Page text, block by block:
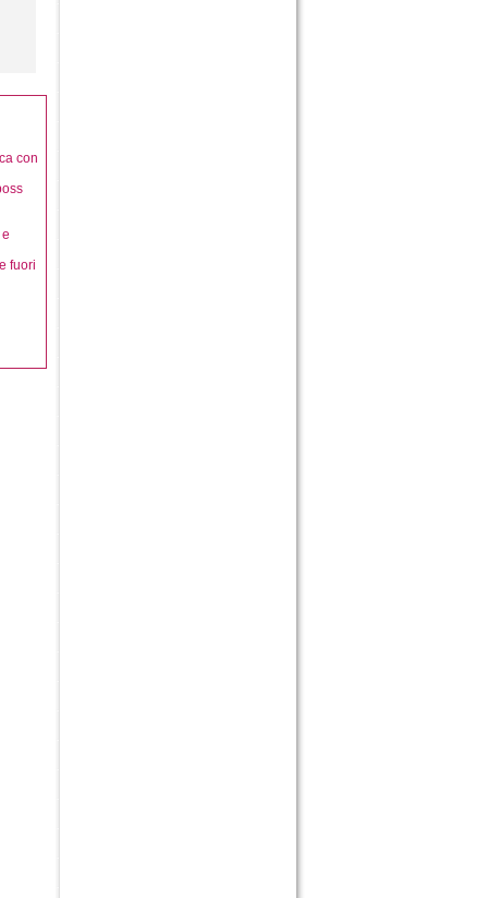
con
fuori